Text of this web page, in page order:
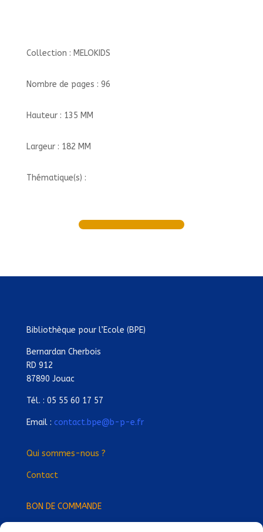
Collection : MELOKIDS
Nombre de pages : 96
Hauteur : 135 MM
Largeur : 182 MM
Thématique(s) :
Bibliothèque pour l’Ecole (BPE)
Bernardan Cherbois
RD 912
87890 Jouac
Tél. : 05 55 60 17 57
Email : contact.bpe@b-p-e.fr
Qui sommes-nous ?
Contact
BON DE COMMANDE